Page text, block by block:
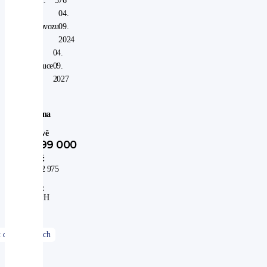
provozu
04.
09.
2024
záruce
04.
09.
2027
Cena
slevě
899 000
Kč
742 975
bez
DPH